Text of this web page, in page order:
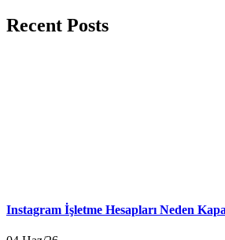
Recent Posts
Instagram İşletme Hesapları Neden